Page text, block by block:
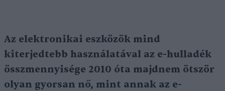
Az elektronikai eszközök mind
kiterjedtebb használatával az e-hulladék
összmennyisége 2010 óta majdnem ötször
olyan gyorsan nő, mint annak az e-